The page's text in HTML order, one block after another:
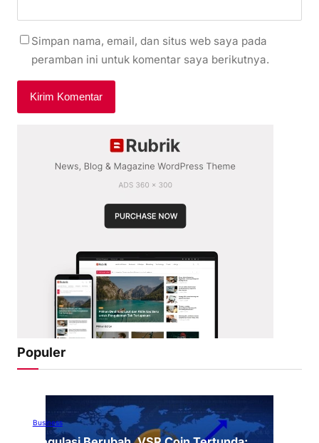
Simpan nama, email, dan situs web saya pada
peramban ini untuk komentar saya berikutnya.
Populer
Business